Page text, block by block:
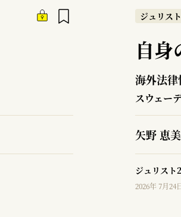
ジュリスト
自
海外法
スウェー
矢野 恵美
ジュリスト
2026年 7月24